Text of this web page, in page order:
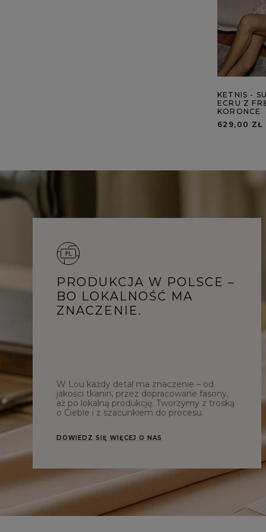
KETNIS -
ECRU Z
KORONCE
629,00 ZŁ
PRODUKCJA W POLSCE –
BO LOKALNOŚĆ MA
ZNACZENIE.
W Lou każdy detal ma znaczenie – od
jakości tkanin, przez dopracowane fasony,
aż po lokalną produkcję. Tworzymy z troską
o Ciebie i z szacunkiem do procesu.
DOWIEDZ SIĘ WIĘCEJ O NAS